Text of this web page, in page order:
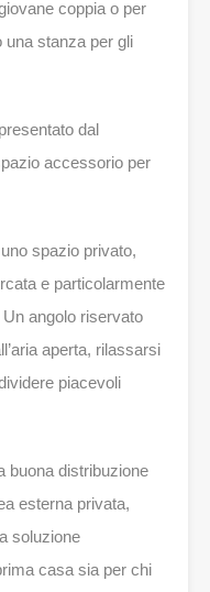
coppia o per
una stanza per gli
dal
accessorio per
spazio privato,
e particolarmente
angolo riservato
aperta, rilassarsi
piacevoli
buona distribuzione
esterna privata,
soluzione
casa sia per chi